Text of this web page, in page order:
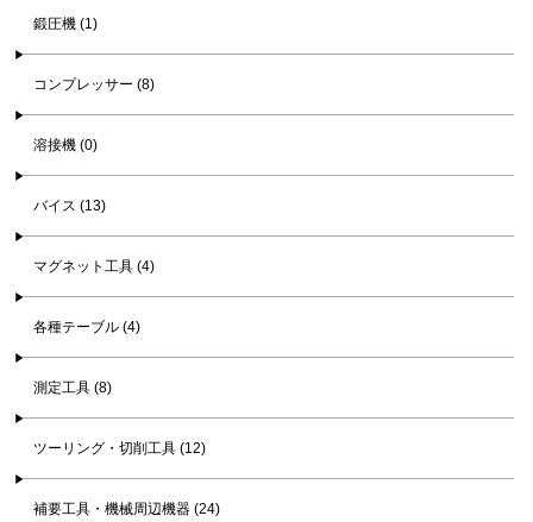
鍛圧機 (1)
コンプレッサー (8)
溶接機 (0)
バイス (13)
マグネット工具 (4)
各種テーブル (4)
測定工具 (8)
ツーリング・切削工具 (12)
補要工具・機械周辺機器 (24)